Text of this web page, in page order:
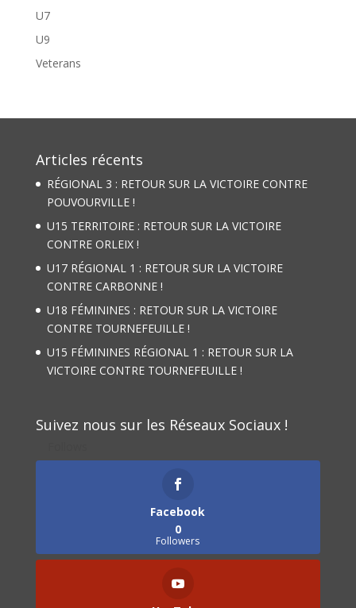
U7
U9
Veterans
Articles récents
RÉGIONAL 3 : RETOUR SUR LA VICTOIRE CONTRE
POUVOURVILLE !
U15 TERRITOIRE : RETOUR SUR LA VICTOIRE
CONTRE ORLEIX !
U17 RÉGIONAL 1 : RETOUR SUR LA VICTOIRE
CONTRE CARBONNE !
U18 FÉMININES : RETOUR SUR LA VICTOIRE
CONTRE TOURNEFEUILLE !
U15 FÉMININES RÉGIONAL 1 : RETOUR SUR LA
VICTOIRE CONTRE TOURNEFEUILLE !
Suivez nous sur les Réseaux Sociaux !
Facebook
0
Followers